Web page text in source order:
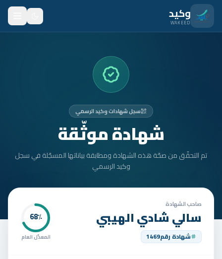
انتقل للمحتوى الرئيسي
وكيد
WAKEED
المتدربون
الأمان
تواصل
الوظائف
سجل شهادات وكيد الرسمي
شهادة موثّقة
تم التحقّق من صحّة هذه الشهادة ومطابقة بياناتها المسجّلة في سجل
وكيد الرسمي
صاحب الشهادة
سالي شادي الهيبي
شهادة رقم1469
68٪
المعدّل العام